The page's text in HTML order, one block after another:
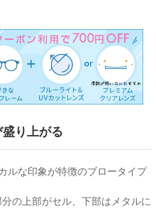
り上がる
ルな印象が特徴のブロータイプ
の上部がセル、下部はメタルに